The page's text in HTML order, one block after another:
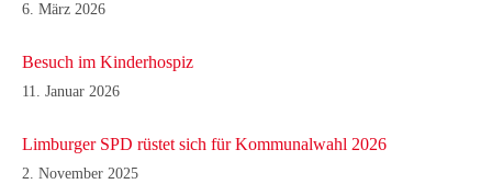
6. März 2026
Besuch im Kinderhospiz
11. Januar 2026
Limburger SPD rüstet sich für Kommunalwahl 2026
2. November 2025